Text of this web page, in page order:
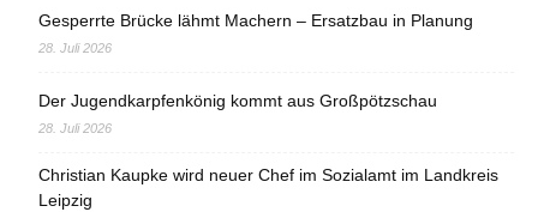
Gesperrte Brücke lähmt Machern – Ersatzbau in Planung
28. Juli 2026
Der Jugendkarpfenkönig kommt aus Großpötzschau
28. Juli 2026
Christian Kaupke wird neuer Chef im Sozialamt im Landkreis
Leipzig